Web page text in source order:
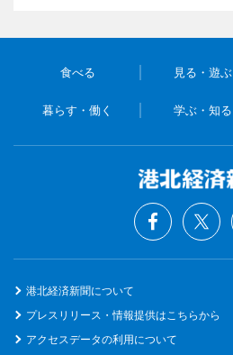
食べる 見る・遊ぶ
暮らす・働く 学ぶ・知る
港北経済新聞について
プレスリリース・情報提供はこちらから
アクセスデータの利用について